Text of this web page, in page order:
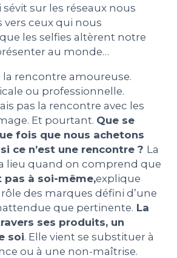
des données
sur les réseaux nous
vers ceux qui nous
les selfies altèrent notre
au monde…
la rencontre amoureuse.
ou professionnelle.
pas la rencontre avec les
Et pourtant. Que se
fois que nous achetons
ce n’est une rencontre ? La
lieu quand on comprend que
pas à soi-même,explique
rôle des marques défini d’une
que pertinente. La
ses produits, un
soi. Elle vient se substituer à
ou à une non-maîtrise.